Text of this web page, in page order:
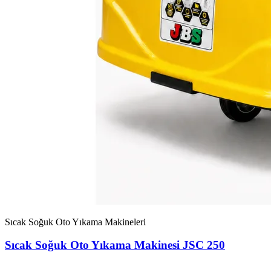
Sıcak Soğuk Oto Yıkama Makineleri
Sıcak Soğuk Oto Yıkama Makinesi JSC 250